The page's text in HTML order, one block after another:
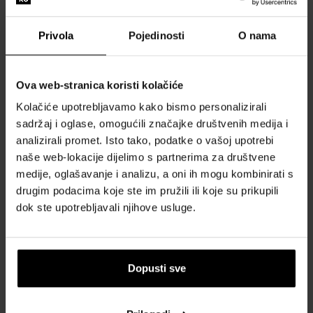
Privola Pojedinosti O nama
Ova web-stranica koristi kolačiće
Kolačiće upotrebljavamo kako bismo personalizirali
sadržaj i oglase, omogućili značajke društvenih medija i
analizirali promet. Isto tako, podatke o vašoj upotrebi
naše web-lokacije dijelimo s partnerima za društvene
medije, oglašavanje i analizu, a oni ih mogu kombinirati s
drugim podacima koje ste im pružili ili koje su prikupili
dok ste upotrebljavali njihove usluge.
Dopusti sve
originál potvrdenia o podaní daňového priznaniaza posledné zdaňovacie
kópia daňového priznania
pri daňovom priznanie podávanom elektronicky alebo poštounie je nutné
vyžadovať pečiatku daňového úradu, za podanie sa považuje vytlačenie
elektronickej vety podania alebo podací lístok z pošty
Konateľ/Spolumajiteľ firmy:
ročné zúčtovanie preddavkov na daňza posledný ukončený kalendárny rok s
Príjem daňovníka sa z daňového priznania počíta ako: